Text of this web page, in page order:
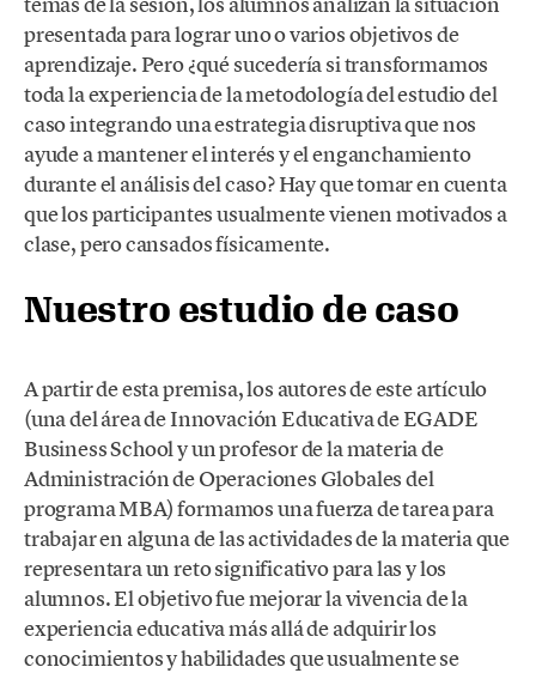
presentada para lograr uno o varios objetivos de
aprendizaje. Pero ¿qué sucedería si transformamos
toda la experiencia de la metodología del estudio del
caso integrando una estrategia disruptiva que nos
ayude a mantener el interés y el enganchamiento
durante el análisis del caso? Hay que tomar en cuenta
que los participantes usualmente vienen motivados a
clase, pero cansados físicamente.
Nuestro estudio de caso
A partir de esta premisa, los autores de este artículo
(una del área de Innovación Educativa de EGADE
Business School y un profesor de la materia de
Administración de Operaciones Globales del
programa MBA) formamos una fuerza de tarea para
trabajar en alguna de las actividades de la materia que
representara un reto significativo para las y los
alumnos. El objetivo fue mejorar la vivencia de la
experiencia educativa más allá de adquirir los
conocimientos y habilidades que usualmente se